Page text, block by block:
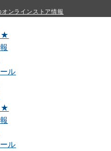
ンラインストア情報
★
ル
★
ル